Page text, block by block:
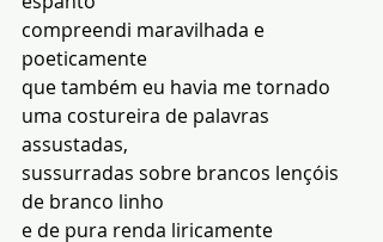
compreendi maravilhada e
poeticamente
que também eu havia me tornado
uma costureira de palavras
assustadas,
sussurradas sobre brancos lençóis
de branco linho
e de pura renda liricamente